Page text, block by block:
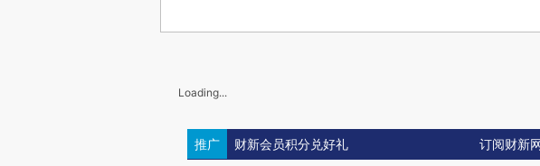
Loading...
推广 财新会员积分兑好礼 订阅财新